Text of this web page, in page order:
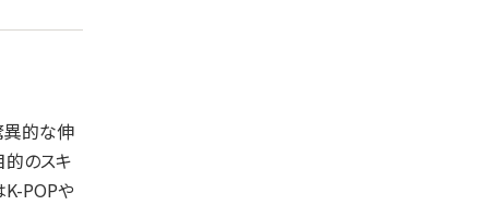
異的な伸
的のスキ
K-POPや